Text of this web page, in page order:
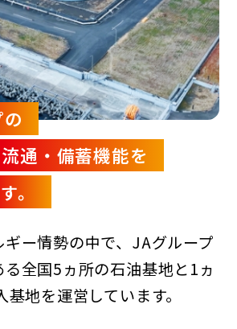
通・備蓄機能を
。
ー情勢の中で、JAグループ
全国5ヵ所の石油基地と1ヵ
地を運営しています。